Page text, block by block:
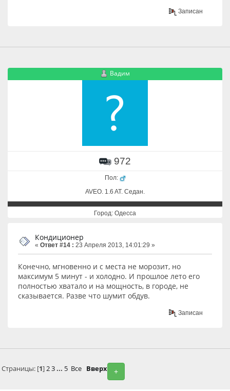
Записан
Вадим
972
Пол:
AVEO. 1.6 AT. Cедан.
Город: Одесса
Кондиционер
« Ответ #14 : 23 Апреля 2013, 14:01:29 »
Конечно, мгновенно и с места не морозит, но
максимум 5 минут - и холодно. И прошлое лето его
полностью хватало и на мощность, в городе, не
сказывается. Разве что шумит обдув.
Записан
+
Страницы: [1]2 3 ... 5 Все Вверх